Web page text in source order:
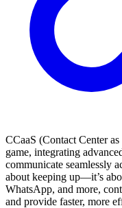
CCaaS (Contact Center
game, integrating
communicate seamlessly
about keeping up—it’s
WhatsApp, and more,
and provide faster, more